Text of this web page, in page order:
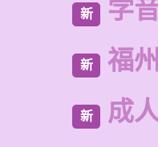
新 学
新 福
新 成